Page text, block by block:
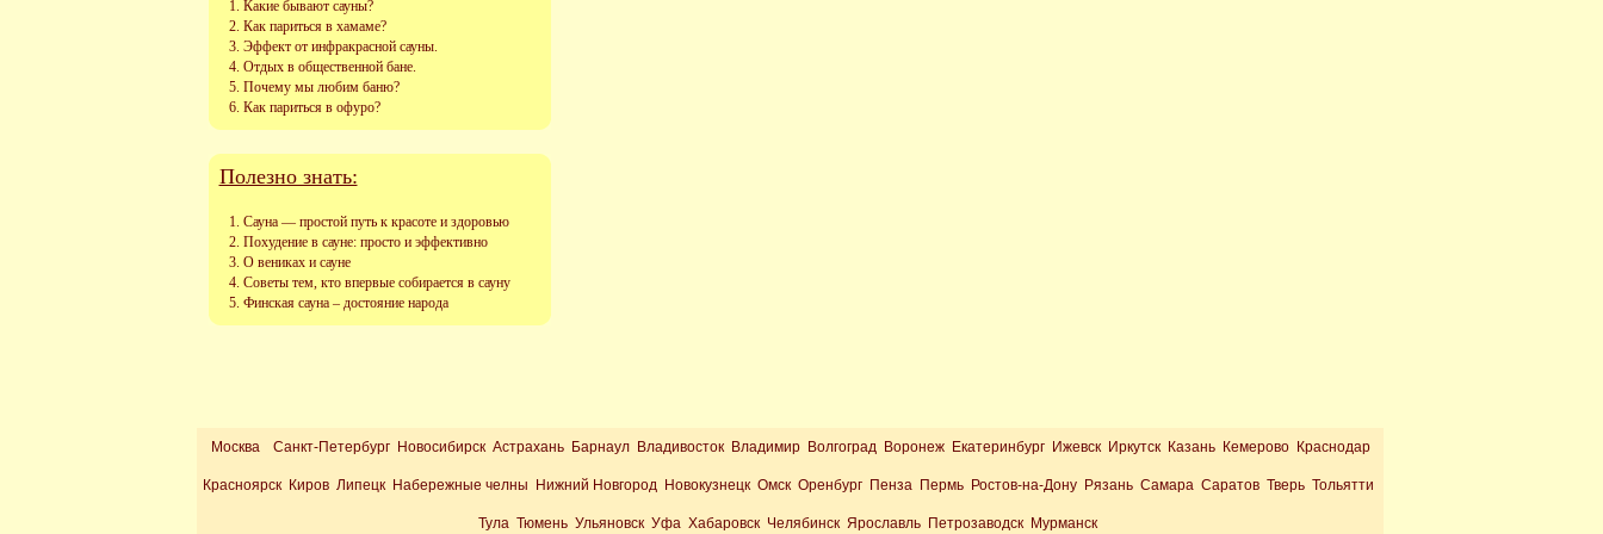
Какие бывают сауны?
Как париться в хамаме?
Эффект от инфракрасной сауны.
Отдых в общественной бане.
Почему мы любим баню?
Как париться в офуро?
Полезно знать:
Сауна — простой путь к красоте и здоровью
Похудение в сауне: просто и эффективно
О вениках и сауне
Советы тем, кто впервые собирается в сауну
Финская сауна – достояние народа
Москва Санкт-Петербург Новосибирск Астрахань Барнаул Владивосток Владимир Волгоград Воронеж Екатеринбург Ижевск Иркутск Казань Кемерово Краснодар
Красноярск Киров Липецк Набережные челны Нижний Новгород Новокузнецк Омск Оренбург Пенза Пермь Ростов-на-Дону Рязань Самара Саратов Тверь Тольятти
Тула Тюмень Ульяновск Уфа Хабаровск Челябинск Ярославль Петрозаводск Мурманск